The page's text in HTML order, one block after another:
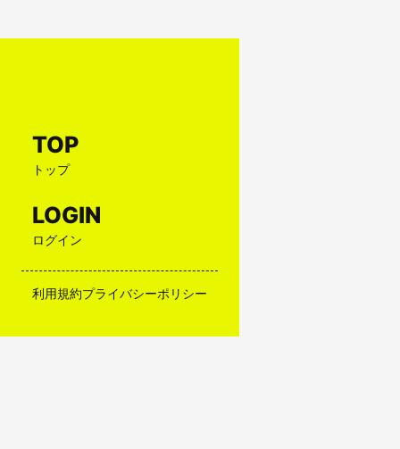
TOP
トップ
LOGIN
ログイン
利用規約プライバシーポリシー